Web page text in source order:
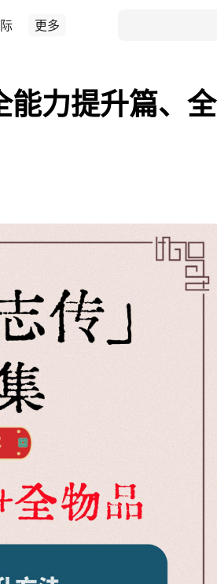
更多
能力提升篇、全